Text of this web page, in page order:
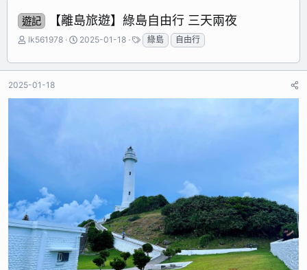
遊記 【離島旅遊】綠島自由行 三天兩夜
主
發
者
lk561978
開
日
2025-01-18
標
籤
綠島 自由行
2025-01-18